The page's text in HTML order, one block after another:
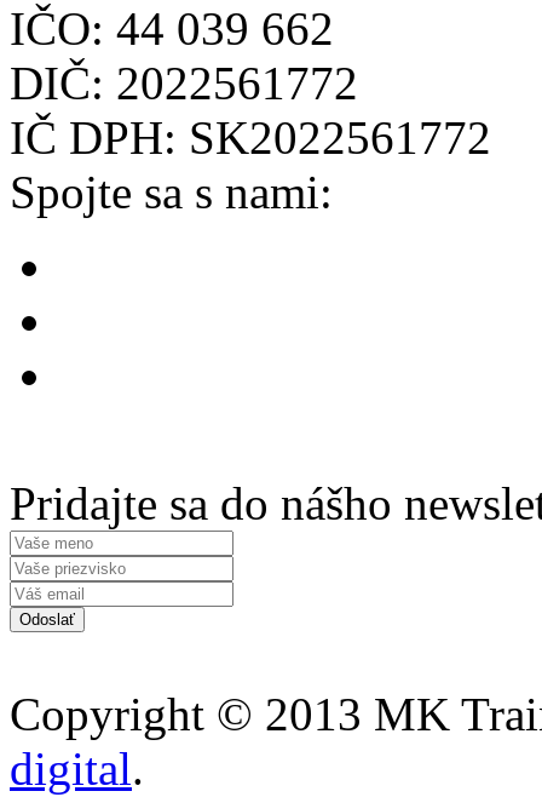
IČO: 44 039 662
DIČ: 2022561772
IČ DPH: SK2022561772
Spojte sa s nami:
Pridajte sa do nášho
Copyright © 2013 MK
digital.